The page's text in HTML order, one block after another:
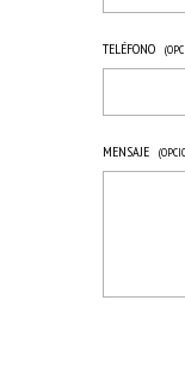
TELÉFONO
MENSAJE